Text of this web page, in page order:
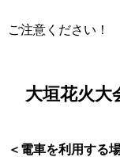
ご注意ください！
大垣花火大
＜電車を利用する